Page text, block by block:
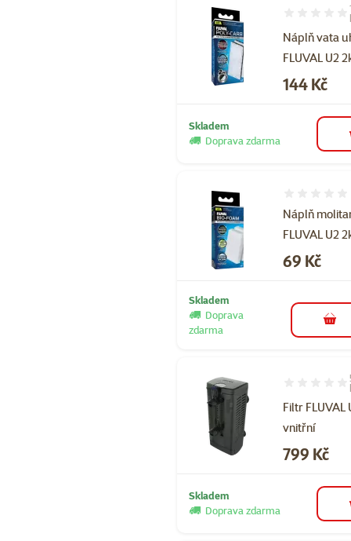
Náplň vata
FLUVAL U2
Hodnocení
Cena
144 Kč
Skladem
Doprava zdarma
Náplň
FLUVAL U2
Cena
69 Kč
Skladem
Doprava
zdarma
do
Filtr FLUVAL
vnitřní
Hodnocení
Cena
799 Kč
Skladem
Doprava zdarma